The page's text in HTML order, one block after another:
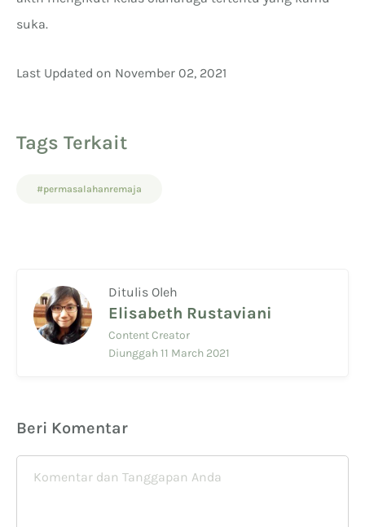
suka.
Last Updated on November 02, 2021
Tags Terkait
#permasalahanremaja
Ditulis Oleh
Elisabeth Rustaviani
Content Creator
Diunggah 11 March 2021
Beri Komentar